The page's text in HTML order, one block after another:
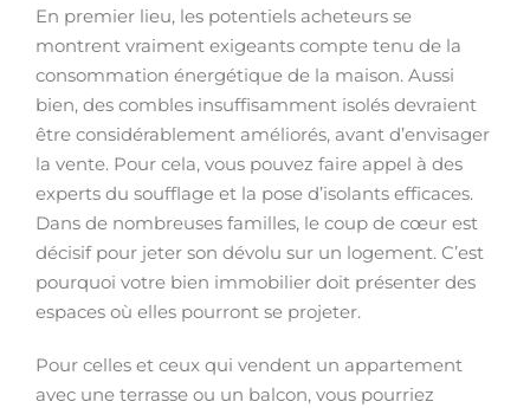
En premier lieu, les potentiels acheteurs se
montrent vraiment exigeants compte tenu de la
consommation énergétique de la maison. Aussi
bien, des combles insuffisamment isolés devraient
être considérablement améliorés, avant d’envisager
la vente. Pour cela, vous pouvez faire appel à des
experts du soufflage et la pose d’isolants efficaces.
Dans de nombreuses familles, le coup de cœur est
décisif pour jeter son dévolu sur un logement. C’est
pourquoi votre bien immobilier doit présenter des
espaces où elles pourront se projeter.
Pour celles et ceux qui vendent un appartement
avec une terrasse ou un balcon, vous pourriez